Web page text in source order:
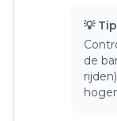
💡
de